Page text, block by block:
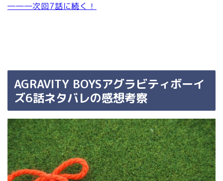
―――次回7話に続く！
AGRAVITY BOYSアグラビティボーイ
ズ6話ネタバレの感想考察